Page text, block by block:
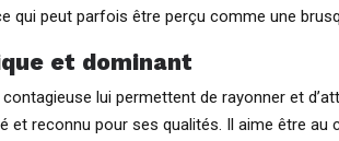
qui peut parfois être perçu comme une
et dominant
lui permettent de rayonner et
et reconnu pour ses qualités. Il aime être